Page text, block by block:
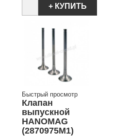
+ КУПИТЬ
Быстрый просмотр
Клапан
выпускной
HANOMAG
(2870975M1)